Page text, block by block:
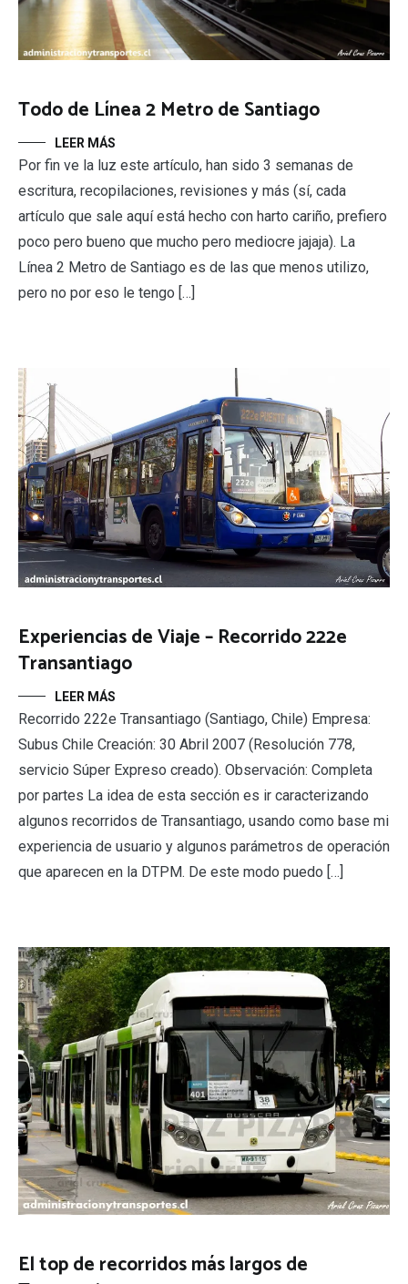
Todo de Línea 2 Metro de Santiago
LEER MÁS
Por fin ve la luz este artículo, han sido 3 semanas de
escritura, recopilaciones, revisiones y más (sí, cada
artículo que sale aquí está hecho con harto cariño, prefiero
poco pero bueno que mucho pero mediocre jajaja). La
Línea 2 Metro de Santiago es de las que menos utilizo,
pero no por eso le tengo […]
Experiencias de Viaje – Recorrido 222e
Transantiago
LEER MÁS
Recorrido 222e Transantiago (Santiago, Chile) Empresa:
Subus Chile Creación: 30 Abril 2007 (Resolución 778,
servicio Súper Expreso creado). Observación: Completa
por partes La idea de esta sección es ir caracterizando
algunos recorridos de Transantiago, usando como base mi
experiencia de usuario y algunos parámetros de operación
que aparecen en la DTPM. De este modo puedo […]
El top de recorridos más largos de